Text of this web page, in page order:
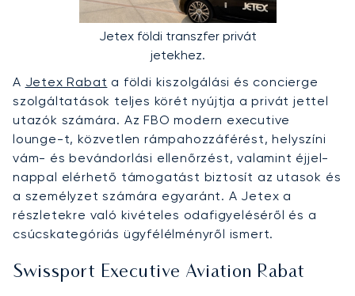
Jetex földi transzfer privát
jetekhez.
A Jetex Rabat a földi kiszolgálási és concierge
szolgáltatások teljes körét nyújtja a privát jettel
utazók számára. Az FBO modern executive
lounge-t, közvetlen rámpahozzáférést, helyszíni
vám- és bevándorlási ellenőrzést, valamint éjjel-
nappal elérhető támogatást biztosít az utasok és
a személyzet számára egyaránt. A Jetex a
részletekre való kivételes odafigyeléséről és a
csúcskategóriás ügyfélélményről ismert.
Swissport Executive Aviation Rabat